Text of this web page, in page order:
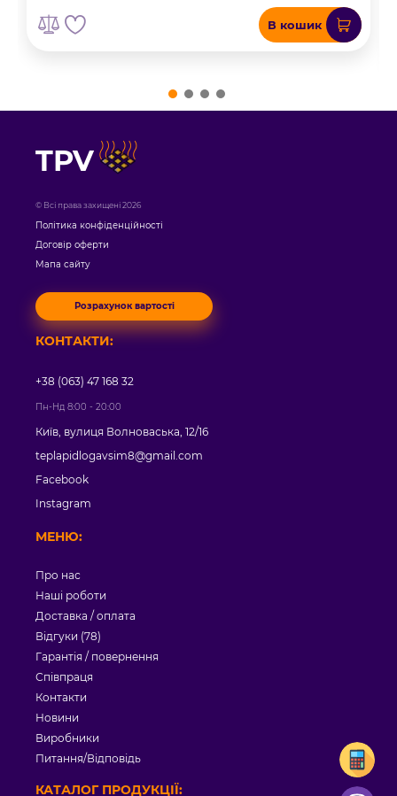
В кошик
TPV
© Всі права захищені 2026
Політика конфіденційності
Договір оферти
Мапа сайту
Розрахунок вартості
МЕНЮ:
Про нас
Наші роботи
Доставка / оплата
Відгуки (78)
Гарантія / повернення
Співпраця
Контакти
Новини
Виробники
Питання/Відповідь
КАТАЛОГ ПРОДУКЦІЇ:
КОНТАКТИ:
+38 (063) 47 168 32
Пн-Нд 8:00 - 20:00
Київ, вулиця Волноваська, 12/16
teplapidlogavsim8@gmail.com
Facebook
Instagram